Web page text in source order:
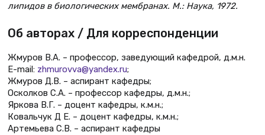
липидов в биологических мембранах. М.: Наука, 1972.
Об авторах / Для корреспонденции
Жмуров В.А. – профессор, заведующий кафедрой, д.м.н.
E-mail: zhmurovva@yandex.ru;
Жмуров Д.В. – аспирант кафедры;
Осколков С.А. – профессор кафедры, д.м.н.;
Яркова В.Г. – доцент кафедры, к.м.н.;
Ковальчук Д Е. – доцент кафедры, к.м.н.;
Артемьева С.В. – аспирант кафедры